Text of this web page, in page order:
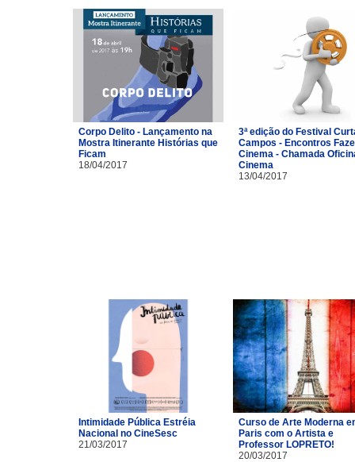
Corpo Delito - Lançamento na
Mostra Itinerante Histórias que
Ficam
18/04/2017
3ª edição do Festival
Campos - Encontros
Cinema - Chamada
Cinema
13/04/2017
Intimidade Pública Estréia
Nacional no CineSesc
21/03/2017
Curso de Arte Moderna
Paris com o Artista e
Professor LOPRETO!
20/03/2017